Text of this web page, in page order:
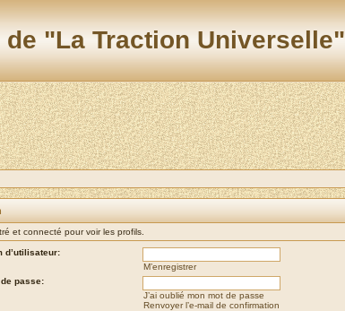
"La Traction Universelle"
et connecté pour voir les profils.
d’utilisateur:
M’enregistrer
de passe:
J’ai oublié mon mot de passe
Renvoyer l’e-mail de confirmation